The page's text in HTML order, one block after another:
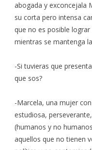
abogada y exconcejala
su corta pero intensa
que no es posible
mientras se mantenga
-Si tuvieras que
que sos?
-Marcela, una mujer
estudiosa,
(humanos y no
aquellos que no tienen